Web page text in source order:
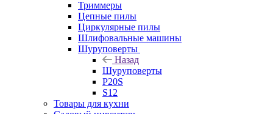
Триммеры
Цепные пилы
Циркулярные пилы
Шлифовальные машины
Шуруповерты
Назад
Шуруповерты
P20S
S12
Товары для кухни